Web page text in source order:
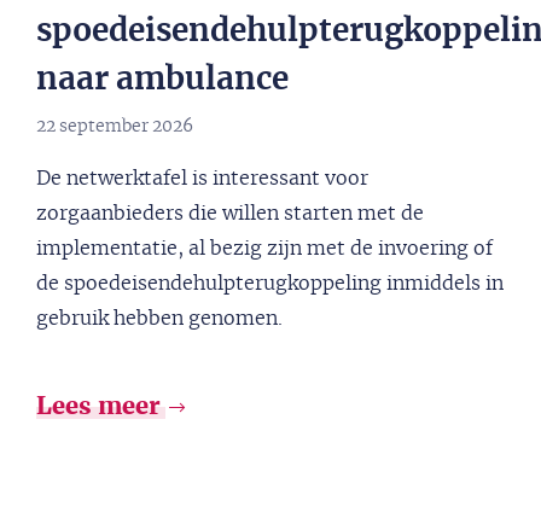
naar ambulance
22 september 2026
De netwerktafel is interessant voor
zorgaanbieders die willen starten met de
implementatie, al bezig zijn met de invoering of
de spoedeisendehulpterugkoppeling inmiddels in
gebruik hebben genomen.
Lees meer